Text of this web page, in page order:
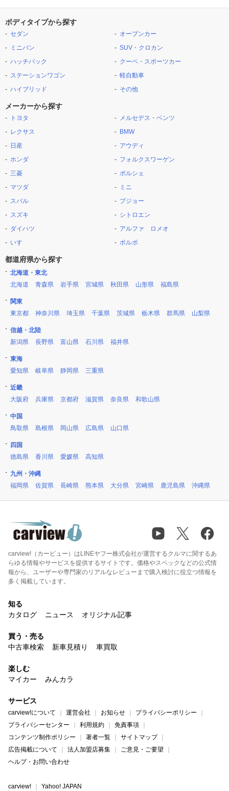
ボディタイプから探す
セダン
ミニバン
ハッチバック
ステーションワゴン
ハイブリッド
オープンカー
SUV・クロカン
クーペ・スポーツカー
軽自動車
その他
メーカーから探す
トヨタ
レクサス
日産
ホンダ
三菱
マツダ
スバル
スズキ
ダイハツ
いすゞ
メルセデス・ベンツ
BMW
アウディ
フォルクスワーゲン
ポルシェ
ミニ
プジョー
シトロエン
アルファ ロメオ
ボルボ
都道府県から探す
北海道・東北
北海道
青森県 岩手県 宮城県 秋田県 山形県 福島県
関東
東京都
神奈川県 埼玉県 千葉県 茨城県 栃木県 群馬県 山梨県
信越・北陸
新潟県
長野県 富山県 石川県 福井県
東海
愛知県
岐阜県 静岡県 三重県
近畿
大阪府
兵庫県 京都府 滋賀県 奈良県 和歌山県
中国
鳥取県
島根県 岡山県 広島県 山口県
四国
徳島県
香川県 愛媛県 高知県
九州・沖縄
福岡県
佐賀県 長崎県 熊本県 大分県 宮崎県 鹿児島県 沖縄県
carview!（カービュー）はLINEヤフー株式会社が運営するクルマに関するあ
らゆる情報やサービスを提供するサイトです。価格やスペックなどの公式情
報から、ユーザーや専門家のリアルなレビューまで購入検討に役立つ情報を
多く掲載しています。
知る
カタログ
ニュース オリジナル記事
買う・売る
中古車検索
新車見積り 車買取
楽しむ
マイカー
みんカラ
サービス
carview!について 運営会社 お知らせ
プライバシーポリシー
プライバシーセンター
利用規約
免責事項
コンテンツ制作ポリシー
著者一覧
サイトマップ
広告掲載について
法人加盟店募集
ご意見・ご要望
ヘルプ・お問い合わせ
carview! Yahoo! JAPAN